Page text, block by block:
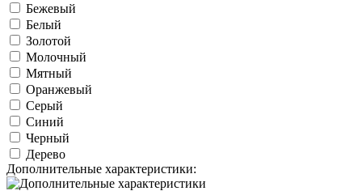
Бежевый
Белый
Золотой
Молочный
Мятный
Оранжевый
Серый
Синий
Черный
Дерево
Дополнительные характеристики: